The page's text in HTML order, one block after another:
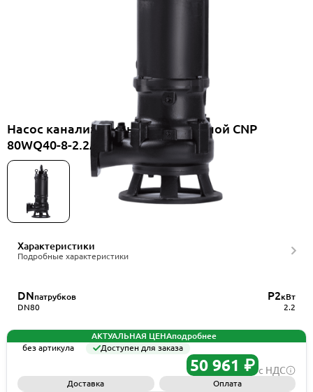
Насос канализационный погружной CNP
80WQ40-8-2.2AC(I)
Характеристики
Подробные характеристики
DNпатрубков
DN80
P2кВт
2.2
АКТУАЛЬНАЯ ЦЕНАподробнее
без артикула
Доступен для заказа
50 961 ₽ с НДС
Доставка Оплата